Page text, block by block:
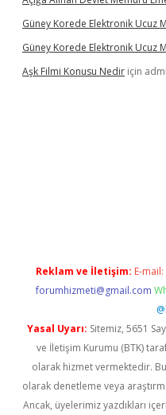
Güney Korede Elektronik Ucuz
Güney Korede Elektronik Ucuz
Aşk Filmi Konusu Nedir için
Reklam ve İletişim: E-mail:
forumhizmeti@gmail.com
Yasal Uyarı: Sitemiz, 5651
ve İletişim Kurumu (BTK)
olarak hizmet vermektedir.
olarak denetleme veya
Ancak, üyelerimiz yazdıkları